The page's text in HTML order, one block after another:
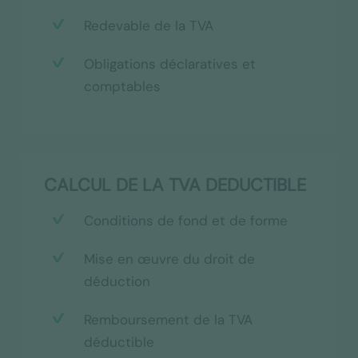
Redevable de la TVA
Obligations déclaratives et
comptables
Conditions de fond et de forme
Mise en œuvre du droit de
déduction
Remboursement de la TVA
déductible